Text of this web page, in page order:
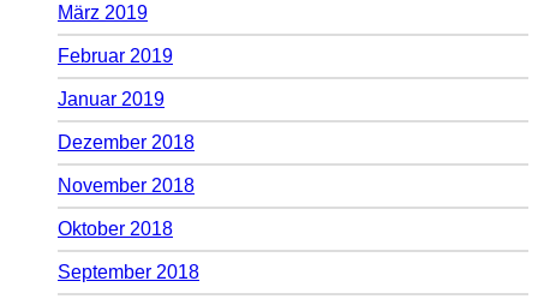
März 2019
Februar 2019
Januar 2019
Dezember 2018
November 2018
Oktober 2018
September 2018